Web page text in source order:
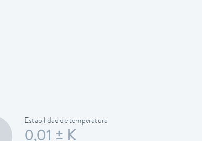
Estabilidad de temperatura
0,01 ± K